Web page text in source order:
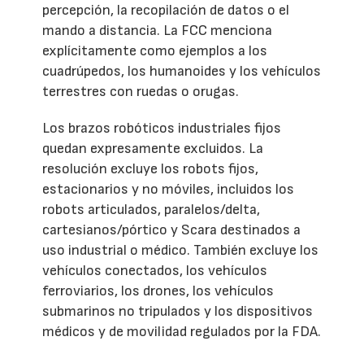
percepción, la recopilación de datos o el
mando a distancia. La FCC menciona
explícitamente como ejemplos a los
cuadrúpedos, los humanoides y los vehículos
terrestres con ruedas o orugas.
Los brazos robóticos industriales fijos
quedan expresamente excluidos. La
resolución excluye los robots fijos,
estacionarios y no móviles, incluidos los
robots articulados, paralelos/delta,
cartesianos/pórtico y Scara destinados a
uso industrial o médico. También excluye los
vehículos conectados, los vehículos
ferroviarios, los drones, los vehículos
submarinos no tripulados y los dispositivos
médicos y de movilidad regulados por la FDA.